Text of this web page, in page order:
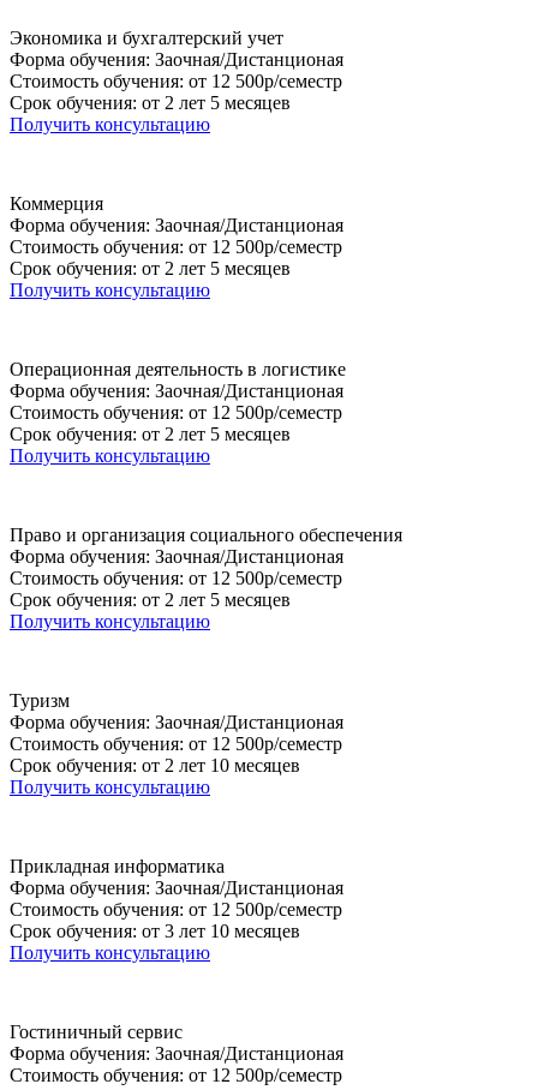
Экономика и бухгалтерский учет
Форма обучения: Заочная/Дистанционая
Стоимость обучения: от 12 500р/семестр
Срок обучения: от 2 лет 5 месяцев
Получить консультацию
Коммерция
Форма обучения: Заочная/Дистанционая
Стоимость обучения: от 12 500р/семестр
Срок обучения: от 2 лет 5 месяцев
Получить консультацию
Операционная деятельность в логистике
Форма обучения: Заочная/Дистанционая
Стоимость обучения: от 12 500р/семестр
Срок обучения: от 2 лет 5 месяцев
Получить консультацию
Право и организация социального обеспечения
Форма обучения: Заочная/Дистанционая
Стоимость обучения: от 12 500р/семестр
Срок обучения: от 2 лет 5 месяцев
Получить консультацию
Туризм
Форма обучения: Заочная/Дистанционая
Стоимость обучения: от 12 500р/семестр
Срок обучения: от 2 лет 10 месяцев
Получить консультацию
Прикладная информатика
Форма обучения: Заочная/Дистанционая
Стоимость обучения: от 12 500р/семестр
Срок обучения: от 3 лет 10 месяцев
Получить консультацию
Гостиничный сервис
Форма обучения: Заочная/Дистанционая
Стоимость обучения: от 12 500р/семестр